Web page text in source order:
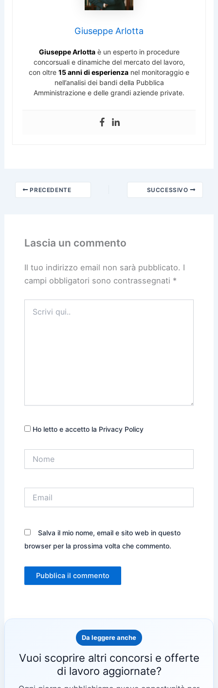
Giuseppe Arlotta
Giuseppe Arlottaè un esperto in procedure
concorsuali e dinamiche del mercato del lavoro,
con oltre 15 anni di esperienza nel monitoraggio e
nell’analisi dei bandi della Pubblica
Amministrazione e delle grandi aziende private.
PRECEDENTE SUCCESSIVO
Lascia un commento
Il tuo indirizzo email non sarà pubblicato. I
campi obbligatori sono contrassegnati *
qui..
Ho letto e accetto la Privacy Policy
Salva il mio nome, email e sito web in questo
browser per la prossima volta che commento.
Da leggere anche
Vuoi scoprire altri concorsi e offerte
di lavoro aggiornate?